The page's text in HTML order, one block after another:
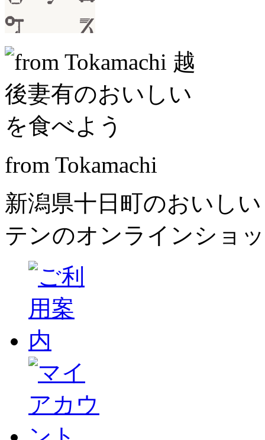
from Tokamachi
新潟県十日町のおいし
テンのオンラインショ